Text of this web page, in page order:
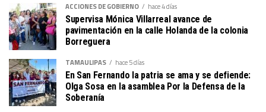
ACCIONES DE GOBIERNO hace 4 días
Supervisa Mónica Villarreal avance de
pavimentación en la calle Holanda de la colonia
Borreguera
TAMAULIPAS hace 5 días
En San Fernando la patria se ama y se defiende:
Olga Sosa en la asamblea Por la Defensa de la
Soberanía